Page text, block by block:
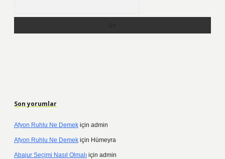
Son yorumlar
Afyon Ruhlu Ne Demek için admin
Afyon Ruhlu Ne Demek için Hümeyra
Abajur Seçimi Nasıl Olmalı için admin